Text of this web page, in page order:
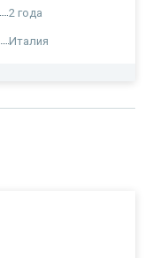
2 года
Италия